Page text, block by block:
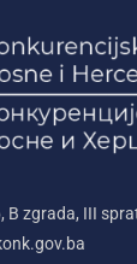
B zgrada, III